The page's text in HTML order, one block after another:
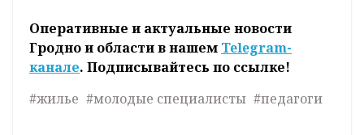
Оперативные и актуальные новости
Гродно и области в нашем Telegram-
канале. Подписывайтесь по ссылке!
#жилье #молодые специалисты #педагоги